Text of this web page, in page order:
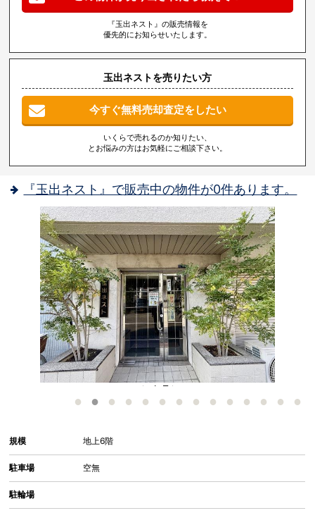
『玉出ネスト』の販売情報を
優先的にお知らせいたします。
玉出ネストを売りたい方
今すぐ無料売却査定をしたい
いくらで売れるのか知りたい、
とお悩みの方はお気軽にご相談下さい。
『玉出ネスト』で販売中の物件が0件あります。
- エントランス
規模 地上6階
駐車場 空無
駐輪場